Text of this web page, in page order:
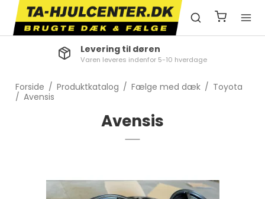
Levering til døren
Varen leveres indenfor 5-10 hverdage
Forside / Produktkatalog / Fælge med dæk / Toyota
/ Avensis
Avensis